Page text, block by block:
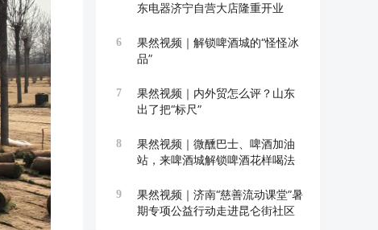
东电器济宁自营大店隆重开业
6
果然视频｜解锁啤酒城的“怪怪冰
品”
7
果然视频｜内外贸怎么评？山东
出了把“标尺”
8
果然视频｜微醺巴士、啤酒加油
站，来啤酒城解锁啤酒花样喝法
9
果然视频｜济南“慈善流动课堂”暑
期专项公益行动走进昆仑街社区